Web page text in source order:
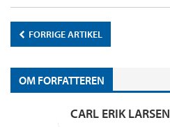
FORRIGE ARTIKEL
OM FORFATTEREN
CARL ERIK LARSEN